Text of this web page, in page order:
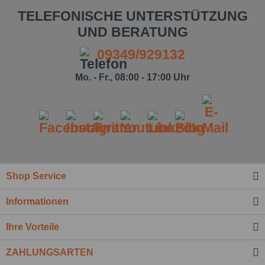
zur Kenntnis
genommen.*
Felder mit * sind Pflichtfelder.
TELEFONISCHE UNTERSTÜTZUNG
UND BERATUNG
09349/929132
Mo. - Fr., 08:00 - 17:00 Uhr
Shop Service
Informationen
Ihre Vorteile
ZAHLUNGSARTEN